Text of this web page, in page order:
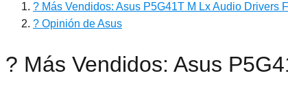
? Más Vendidos: Asus P5G41T M Lx Audio Drivers
? Opinión de Asus
? Más Vendidos: Asus